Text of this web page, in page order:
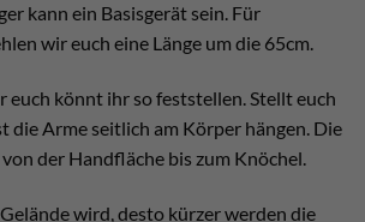
kann ein Basisgerät sein. Für
wir euch eine Länge um die 65cm.
euch könnt ihr so feststellen. Stellt euch
die Arme seitlich am Körper hängen. Die
der Handfläche bis zum Knöchel.
wird, desto kürzer werden die